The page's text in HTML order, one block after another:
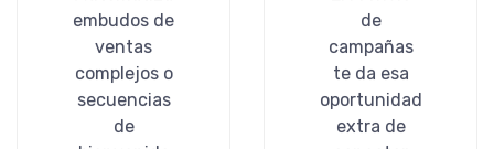
embudos de
ventas
complejos o
secuencias
de
de
campañas
te da esa
oportunidad
extra de